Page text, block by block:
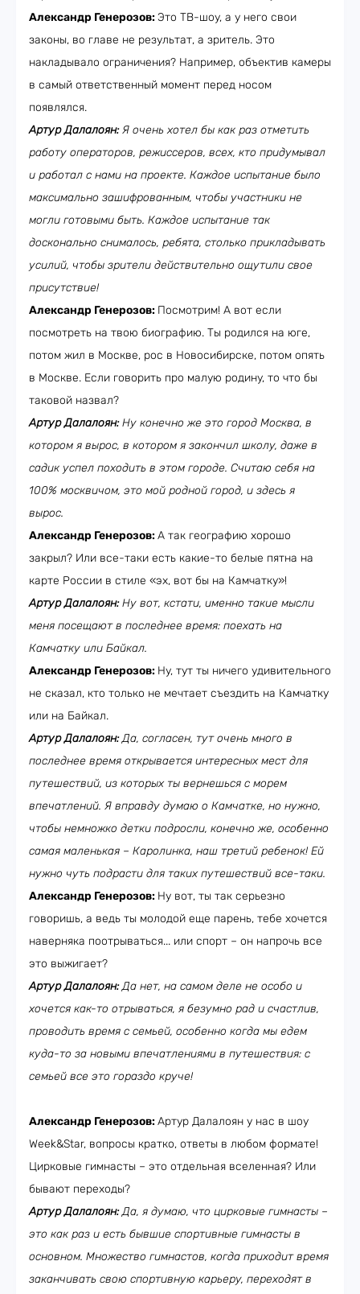
Александр Генерозов:Это ТВ-шоу, а у него свои
законы, во главе не результат, а зритель. Это
накладывало ограничения? Например, объектив камеры
в самый ответственный момент перед носом
появлялся.
Артур Далалоян:Я очень хотел бы как раз отметить
работу операторов, режиссеров, всех, кто придумывал
и работал с нами на проекте. Каждое испытание было
максимально зашифрованным, чтобы участники не
могли готовыми быть. Каждое испытание так
досконально снималось, ребята, столько прикладывать
усилий, чтобы зрители действительно ощутили свое
присутствие!
Александр Генерозов: Посмотрим! А вот если
посмотреть на твою биографию. Ты родился на юге,
потом жил в Москве, рос в Новосибирске, потом опять
в Москве. Если говорить про малую родину, то что бы
таковой назвал?
Артур Далалоян:Ну конечно же это город Москва, в
котором я вырос, в котором я закончил школу, даже в
садик успел походить в этом городе. Считаю себя на
100% москвичом, это мой родной город, и здесь я
вырос.
Александр Генерозов:А так географию хорошо
закрыл? Или все-таки есть какие-то белые пятна на
карте России в стиле «эх, вот бы на Камчатку»!
Артур Далалоян:Ну вот, кстати, именно такие мысли
меня посещают в последнее время: поехать на
Камчатку или Байкал.
Александр Генерозов: Ну, тут ты ничего удивительного
не сказал, кто только не мечтает съездить на Камчатку
или на Байкал.
Артур Далалоян:Да, согласен, тут очень много в
последнее время открывается интересных мест для
путешествий, из которых ты вернешься с морем
впечатлений. Я вправду думаю о Камчатке, но нужно,
чтобы немножко детки подросли, конечно же, особенно
самая маленькая – Каролинка, наш третий ребенок! Ей
нужно чуть подрасти для таких путешествий все-таки.
Александр Генерозов: Ну вот, ты так серьезно
говоришь, а ведь ты молодой еще парень, тебе хочется
наверняка поотрываться... или спорт – он напрочь все
это выжигает?
Артур Далалоян:Да нет, на самом деле не особо и
хочется как-то отрываться, я безумно рад и счастлив,
проводить время с семьей, особенно когда мы едем
куда-то за новыми впечатлениями в путешествия: с
семьей все это гораздо круче!
Александр Генерозов:Артур Далалоян у нас в шоу
Week&Star, вопросы кратко, ответы в любом формате!
Цирковые гимнасты – это отдельная вселенная? Или
бывают переходы?
Артур Далалоян:Да, я думаю, что цирковые гимнасты –
это как раз и есть бывшие спортивные гимнасты в
основном. Множество гимнастов, когда приходит время
заканчивать свою спортивную карьеру, переходят в